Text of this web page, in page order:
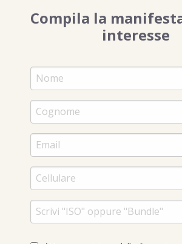
Compila la
interesse